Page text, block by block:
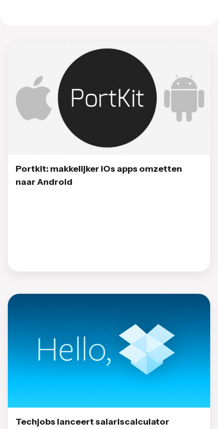
Portkit: makkelijker iOs apps omzetten
naar Android
Techjobs lanceert salariscalculator